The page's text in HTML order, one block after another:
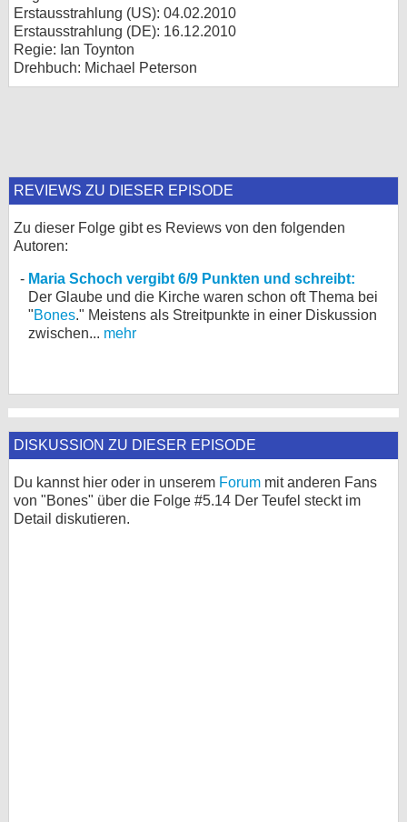
Erstausstrahlung (US): 04.02.2010
Erstausstrahlung (DE): 16.12.2010
Regie: Ian Toynton
Drehbuch: Michael Peterson
REVIEWS ZU DIESER EPISODE
Zu dieser Folge gibt es Reviews von den folgenden
Autoren:
Maria Schoch vergibt 6/9 Punkten und schreibt:
Der Glaube und die Kirche waren schon oft Thema bei
"Bones." Meistens als Streitpunkte in einer Diskussion
zwischen... mehr
DISKUSSION ZU DIESER EPISODE
Du kannst hier oder in unserem Forum mit anderen Fans
von "Bones" über die Folge #5.14 Der Teufel steckt im
Detail diskutieren.